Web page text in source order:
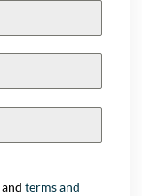
andterms and